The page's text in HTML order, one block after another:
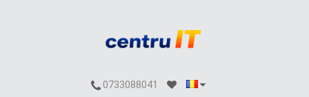
0733088041